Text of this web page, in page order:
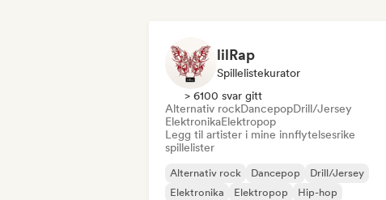
lilRap
Spillelistekurator
> 6100 svar gitt
Alternativ rockDancepopDrill/Jersey
ElektronikaElektropop
Legg til artister i mine innflytelsesrike
spillelister
Alternativ rock Dancepop
Drill/Jersey
Elektronika
Elektropop
Hip-hop